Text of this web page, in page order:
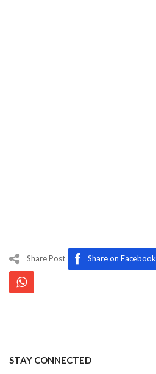
Share Post Share on Facebook
STAY CONNECTED